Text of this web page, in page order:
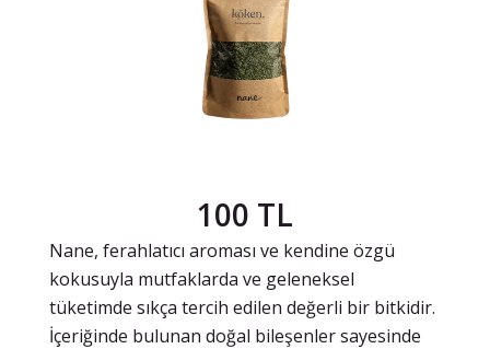
100 TL
Nane, ferahlatıcı aroması ve kendine özgü
kokusuyla mutfaklarda ve geleneksel
tüketimde sıkça tercih edilen değerli bir bitkidir.
İçeriğinde bulunan doğal bileşenler sayesinde